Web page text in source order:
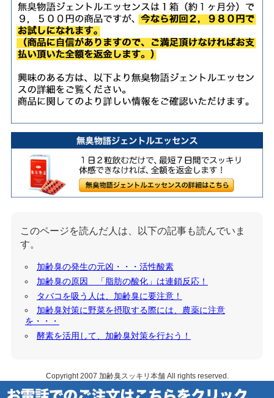
このページを読んだ人は、以下の記事も読んでいま
す。
加齢臭の発生の元凶・・・活性酸素
加齢臭の原因 「脂肪の酸化」は連鎖反応！
タバコを吸う人は、加齢臭に要注意！
加齢臭対策に野菜を摂取する際には、農薬に注意
を・・・
酵素を活用して、加齢臭対策を行おう！
Copyright 2007 加齢臭スッキリ本舗All rights reserved.